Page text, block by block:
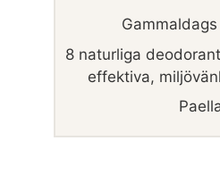
8 naturliga
effektiva,